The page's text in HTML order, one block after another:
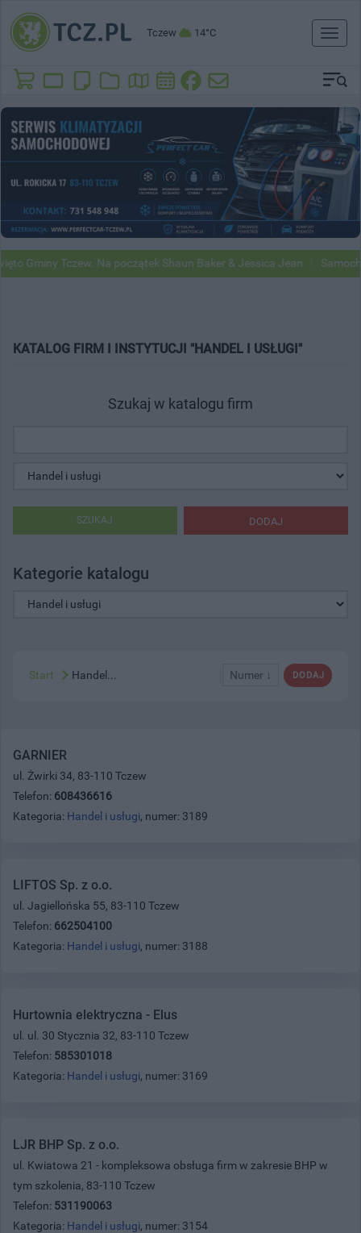
Tczew 14°C
Toggle
Gminy Tczew. Na początek Shaun Baker & Jessica Jean
KATALOG FIRM I INSTYTUCJI "HANDEL I USŁUGI"
Szukaj w katalogu firm
DODAJ
SZUKAJ
Kategorie katalogu
DODAJ
Numer ↓
Start Handel...
GARNIER
ul. Żwirki 34, 83-110 Tczew
Telefon: 608436616
Kategoria: Handel i usługi, numer: 3189
LIFTOS Sp. z o.o.
ul. Jagiellońska 55, 83-110 Tczew
Telefon: 662504100
Kategoria: Handel i usługi, numer: 3188
Hurtownia elektryczna - Elus
ul. ul. 30 Stycznia 32, 83-110 Tczew
Telefon: 585301018
Kategoria: Handel i usługi, numer: 3169
LJR BHP Sp. z o.o.
ul. Kwiatowa 21 - kompleksowa obsługa firm w zakresie BHP w
tym szkolenia, 83-110 Tczew
Telefon: 531190063
Kategoria: Handel i usługi, numer: 3154